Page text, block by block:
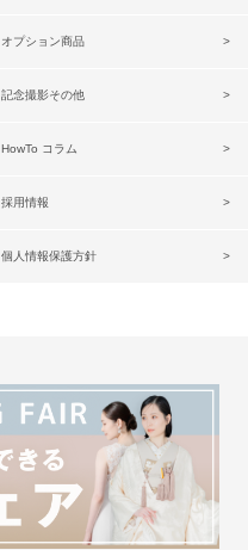
オプション商品
記念撮影その他
HowTo コラム
採用情報
個人情報保護方針